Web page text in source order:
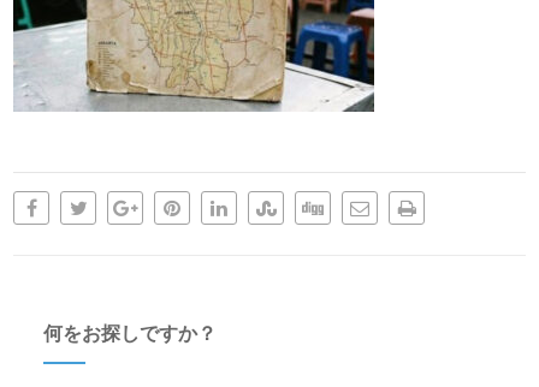
何をお探しですか？